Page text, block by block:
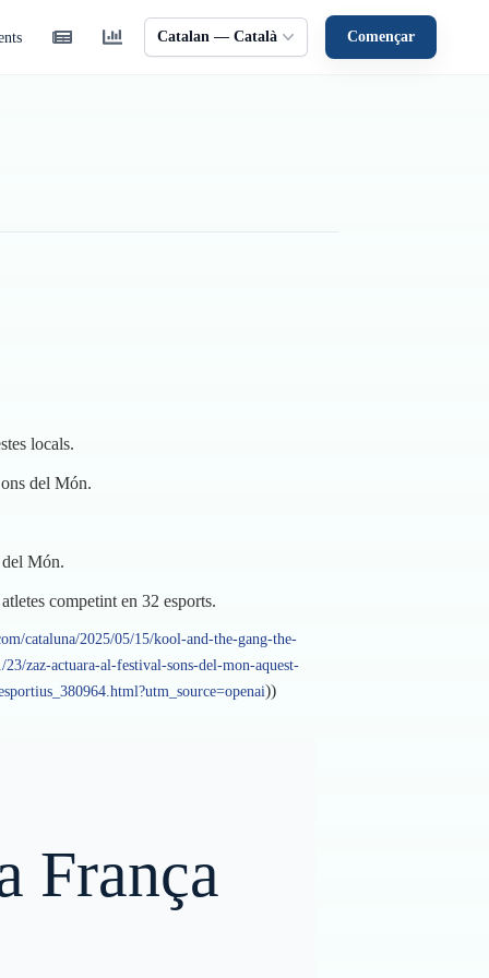
Catalan — Català Començar
locals.
del Món.
del Món.
competint en 32 esports.
cataluna/2025/05/15/kool-and-the-gang-the-
zaz-actuara-al-festival-sons-del-mon-aquest-
))
França